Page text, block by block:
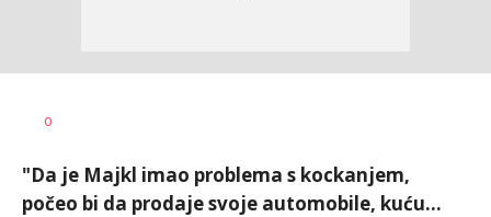
AUTOR
0
"Da je Majkl imao problema s kockanjem,
počeo bi da prodaje svoje automobile, kuću...